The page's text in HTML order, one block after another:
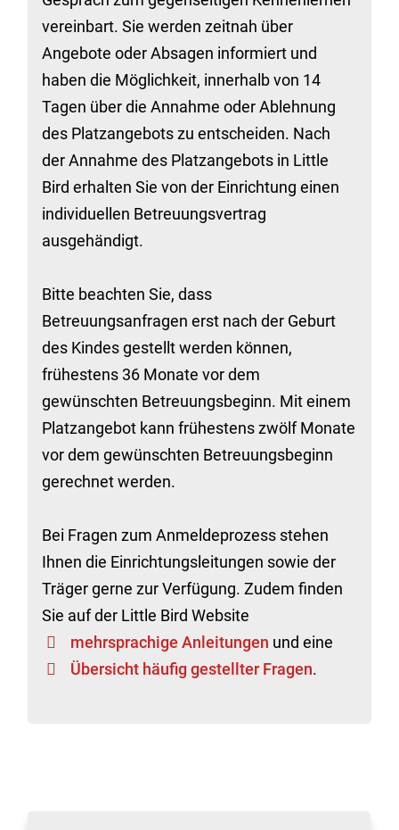
vereinbart. Sie werden zeitnah über
Angebote oder Absagen informiert und
haben die Möglichkeit, innerhalb von 14
Tagen über die Annahme oder Ablehnung
des Platzangebots zu entscheiden. Nach
der Annahme des Platzangebots in Little
Bird erhalten Sie von der Einrichtung einen
individuellen Betreuungsvertrag
ausgehändigt.
Bitte beachten Sie, dass
Betreuungsanfragen erst nach der Geburt
des Kindes gestellt werden können,
frühestens 36 Monate vor dem
gewünschten Betreuungsbeginn. Mit einem
Platzangebot kann frühestens zwölf Monate
vor dem gewünschten Betreuungsbeginn
gerechnet werden.
Bei Fragen zum Anmeldeprozess stehen
Ihnen die Einrichtungsleitungen sowie der
Träger gerne zur Verfügung. Zudem finden
Sie auf der Little Bird Website
mehrsprachige Anleitungen und eine
Übersicht häufig gestellter Fragen.